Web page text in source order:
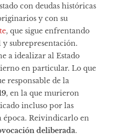
con deudas históricas
y con su
, que sigue enfrentando
subrepresentación.
a idealizar al Estado
en particular. Lo que
responsable de la
, en la que murieron
incluso por las
época. Reivindicarlo en
deliberada.